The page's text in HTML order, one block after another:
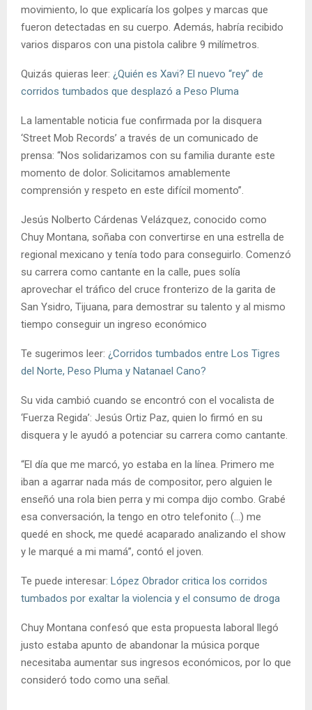
movimiento, lo que explicaría los golpes y marcas que
fueron detectadas en su cuerpo. Además, habría recibido
varios disparos con una pistola calibre 9 milímetros.
Quizás quieras leer: ¿Quién es Xavi? El nuevo “rey” de
corridos tumbados que desplazó a Peso Pluma
La lamentable noticia fue confirmada por la disquera
‘Street Mob Records’ a través de un comunicado de
prensa: “Nos solidarizamos con su familia durante este
momento de dolor. Solicitamos amablemente
comprensión y respeto en este difícil momento”.
Jesús Nolberto Cárdenas Velázquez, conocido como
Chuy Montana, soñaba con convertirse en una estrella de
regional mexicano y tenía todo para conseguirlo. Comenzó
su carrera como cantante en la calle, pues solía
aprovechar el tráfico del cruce fronterizo de la garita de
San Ysidro, Tijuana, para demostrar su talento y al mismo
tiempo conseguir un ingreso económico
Te sugerimos leer: ¿Corridos tumbados entre Los Tigres
del Norte, Peso Pluma y Natanael Cano?
Su vida cambió cuando se encontró con el vocalista de
‘Fuerza Regida’: Jesús Ortiz Paz, quien lo firmó en su
disquera y le ayudó a potenciar su carrera como cantante.
“El día que me marcó, yo estaba en la línea. Primero me
iban a agarrar nada más de compositor, pero alguien le
enseñó una rola bien perra y mi compa dijo combo. Grabé
esa conversación, la tengo en otro telefonito (…) me
quedé en shock, me quedé acaparado analizando el show
y le marqué a mi mamá”, contó el joven.
Te puede interesar: López Obrador critica los corridos
tumbados por exaltar la violencia y el consumo de droga
Chuy Montana confesó que esta propuesta laboral llegó
justo estaba apunto de abandonar la música porque
necesitaba aumentar sus ingresos económicos, por lo que
consideró todo como una señal.